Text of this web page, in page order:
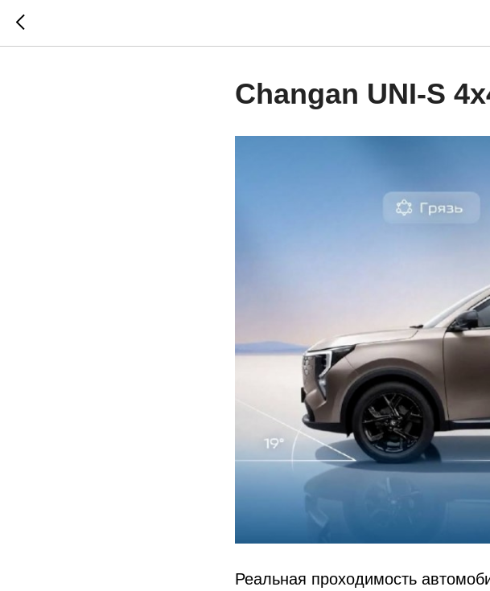
Changan UNI-S
Реальная проходимость